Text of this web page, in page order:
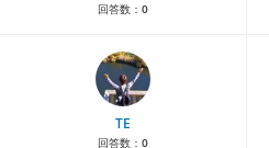
回答数： 0
TE
回答数： 0